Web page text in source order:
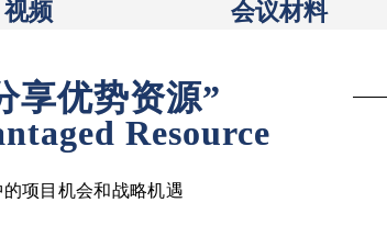
视频 会议材料
享优势资源”
Resource
项目机会和战略机遇